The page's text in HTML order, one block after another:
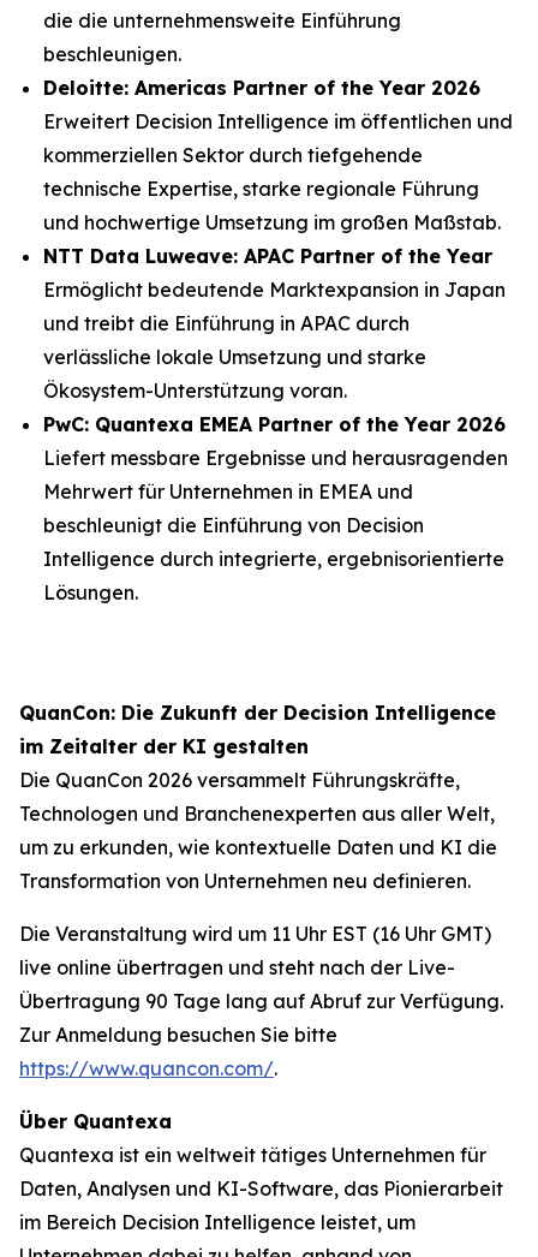
die die unternehmensweite Einführung
beschleunigen.
Deloitte: Americas Partner of the Year 2026
Erweitert Decision Intelligence im öffentlichen und
kommerziellen Sektor durch tiefgehende
technische Expertise, starke regionale Führung
und hochwertige Umsetzung im großen Maßstab.
NTT Data Luweave: APAC Partner of the Year
Ermöglicht bedeutende Marktexpansion in Japan
und treibt die Einführung in APAC durch
verlässliche lokale Umsetzung und starke
Ökosystem-Unterstützung voran.
PwC: Quantexa EMEA Partner of the Year 2026
Liefert messbare Ergebnisse und herausragenden
Mehrwert für Unternehmen in EMEA und
beschleunigt die Einführung von Decision
Intelligence durch integrierte, ergebnisorientierte
Lösungen.
QuanCon: Die Zukunft der Decision Intelligence
im Zeitalter der KI gestalten
Die QuanCon 2026 versammelt Führungskräfte,
Technologen und Branchenexperten aus aller Welt,
um zu erkunden, wie kontextuelle Daten und KI die
Transformation von Unternehmen neu definieren.
Die Veranstaltung wird um 11 Uhr EST (16 Uhr GMT)
live online übertragen und steht nach der Live-
Übertragung 90 Tage lang auf Abruf zur Verfügung.
Zur Anmeldung besuchen Sie bitte
https://www.quancon.com/.
Über Quantexa
Quantexa ist ein weltweit tätiges Unternehmen für
Daten, Analysen und KI-Software, das Pionierarbeit
im Bereich Decision Intelligence leistet, um